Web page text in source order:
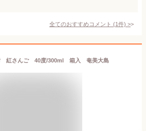
全てのおすすめコメント (1件) >
紅さんご 40度/300ml 箱入 奄美大島